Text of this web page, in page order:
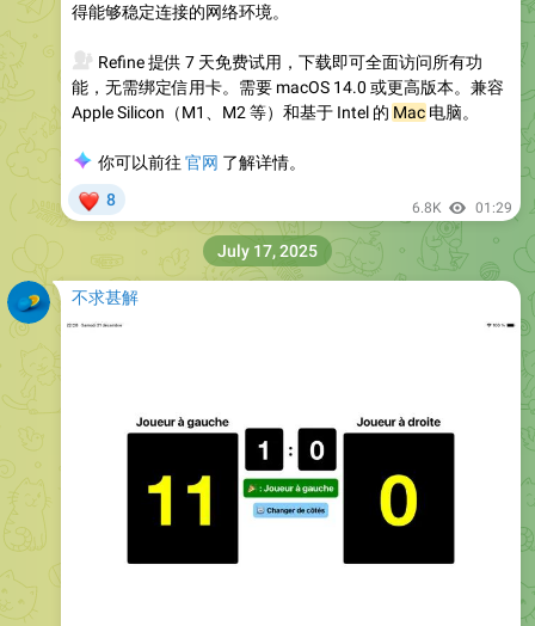
得能够稳定连接的网络环境。
Refine 提供 7 天免费试用，下载即可全面访问所有功
能，无需绑定信用卡。需要 macOS 14.0 或更高版本。兼容
Apple Silicon（M1、M2 等）和基于 Intel 的 Mac 电脑。
你可以前往 官网 了解详情。
8 6.8K 01:29
不求甚解
July 17, 2025